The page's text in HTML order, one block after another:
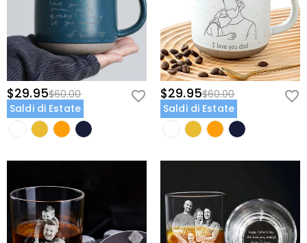
$29.95$60.00
Saldi di Estate
$29.95$60.00
Saldi di Estate